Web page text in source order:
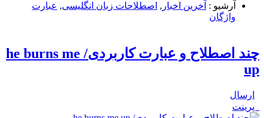
آرشیو : آخرین اخبار , اصطلاحات زبان انگلیسی, عبارت
واژگان
چند اصطلاح و عبارت کاربردی/ he burns me
up
ارسال
پرینت